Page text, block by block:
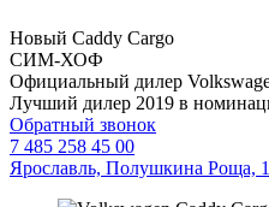
Новый Caddy Cargo
СИМ-ХОФ
Официальный дилер
Лучший дилер 2019 в
Обратный звонок
7 485 258 45 00
Ярославль, Полушкина Роща,